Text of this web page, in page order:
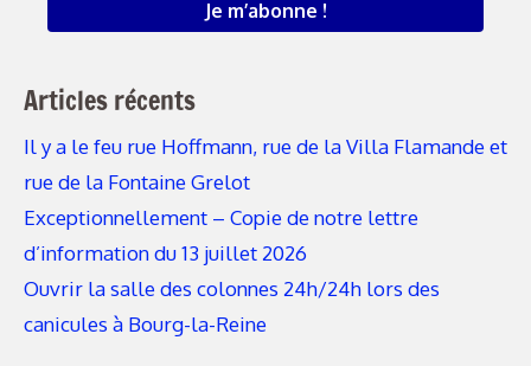
Articles récents
Il y a le feu rue Hoffmann, rue de la Villa Flamande et
rue de la Fontaine Grelot
Exceptionnellement – Copie de notre lettre
d’information du 13 juillet 2026
Ouvrir la salle des colonnes 24h/24h lors des
canicules à Bourg-la-Reine